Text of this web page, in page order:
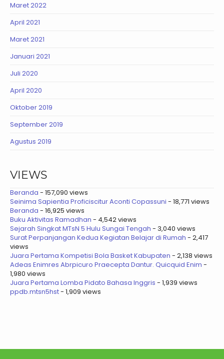
Maret 2022
April 2021
Maret 2021
Januari 2021
Juli 2020
April 2020
Oktober 2019
September 2019
Agustus 2019
VIEWS
Beranda - 157,090 views
Seinima Sapientia Proficiscitur Aconti Copassuni - 18,771 views
Beranda - 16,925 views
Buku Aktivitas Ramadhan - 4,542 views
Sejarah Singkat MTsN 5 Hulu Sungai Tengah - 3,040 views
Surat Perpanjangan Kedua Kegiatan Belajar di Rumah - 2,417
views
Juara Pertama Kompetisi Bola Basket Kabupaten - 2,138 views
Adeas Enimres Abrpicuro Praecepta Dantur. Quicquid Enim -
1,980 views
Juara Pertama Lomba Pidato Bahasa Inggris - 1,939 views
ppdb.mtsn5hst- 1,909 views